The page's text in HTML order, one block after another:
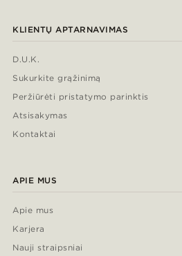
KLIENTŲ APTARNAVIMAS
D.U.K.
Sukurkite grąžinimą
Peržiūrėti pristatymo parinktis
Atsisakymas
Kontaktai
APIE MUS
Apie mus
Karjera
Nauji straipsniai